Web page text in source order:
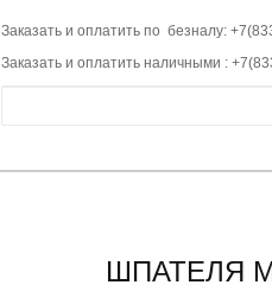
Заказать и оплатить по безналу:
Заказать и оплатить наличными :
ШПАТЕЛЯ